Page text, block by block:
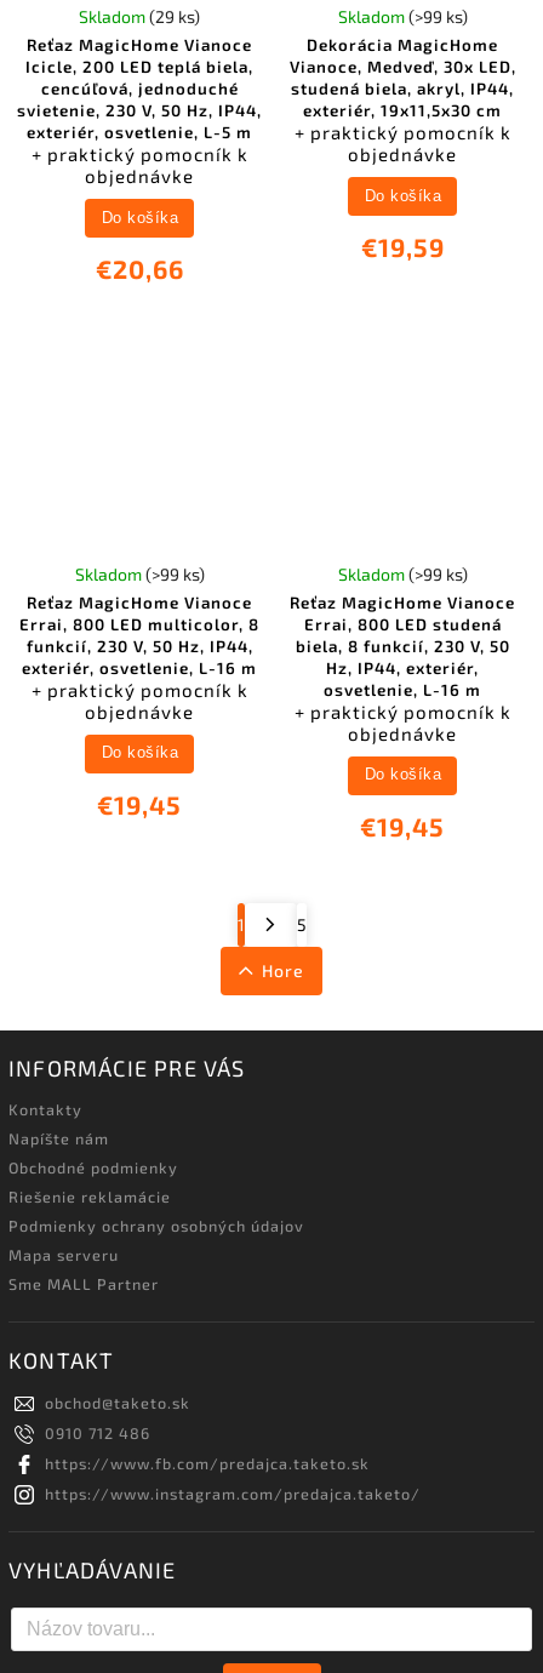
Reťaz MagicHome Vianoce
Icicle, 200 LED teplá biela,
cencúľová, jednoduché
svietenie, 230 V, 50 Hz, IP44,
exteriér, osvetlenie, L-5 m
+ praktický pomocník k
objednávke
Skladom(29 ks)
€20,66
Do košíka
Dekorácia MagicHome
Vianoce, Medveď, 30x LED,
studená biela, akryl, IP44,
exteriér, 19x11,5x30 cm
+ praktický pomocník k
objednávke
Skladom(>99 ks)
€19,59
Do košíka
Reťaz MagicHome Vianoce
Errai, 800 LED multicolor, 8
funkcií, 230 V, 50 Hz, IP44,
exteriér, osvetlenie, L-16 m
+ praktický pomocník k
objednávke
Skladom(>99 ks)
€19,45
Do košíka
Reťaz MagicHome Vianoce
Errai, 800 LED studená
biela, 8 funkcií, 230 V, 50
Hz, IP44, exteriér,
osvetlenie, L-16 m
+ praktický pomocník k
objednávke
Skladom(>99 ks)
€19,45
Do košíka
1 5
Hore
INFORMÁCIE PRE VÁS
Kontakty
Napíšte nám
Obchodné podmienky
Riešenie reklamácie
Podmienky ochrany osobných údajov
Mapa serveru
Sme MALL Partner
KONTAKT
obchod@taketo.sk
0910 712 486
https://www.fb.com/predajca.taketo.sk
https://www.instagram.com/predajca.taketo/
VYHĽADÁVANIE